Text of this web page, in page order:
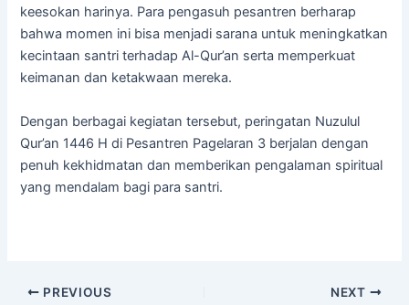
keesokan harinya. Para pengasuh pesantren berharap
bahwa momen ini bisa menjadi sarana untuk meningkatkan
kecintaan santri terhadap Al-Qur’an serta memperkuat
keimanan dan ketakwaan mereka.
Dengan berbagai kegiatan tersebut, peringatan Nuzulul
Qur’an 1446 H di Pesantren Pagelaran 3 berjalan dengan
penuh kekhidmatan dan memberikan pengalaman spiritual
yang mendalam bagi para santri.
PREVIOUS NEXT